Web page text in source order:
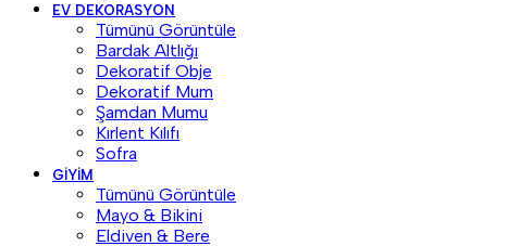
EV DEKORASYON
Tümünü Görüntüle
Bardak Altlığı
Dekoratif Obje
Dekoratif Mum
Şamdan Mumu
Kırlent Kılıfı
Sofra
GIYIM
Tümünü Görüntüle
Mayo & Bikini
Eldiven & Bere